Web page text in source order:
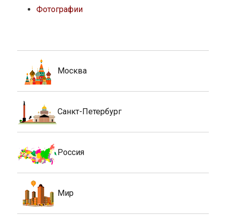
Фотографии
Москва
Санкт-Петербург
Россия
Мир